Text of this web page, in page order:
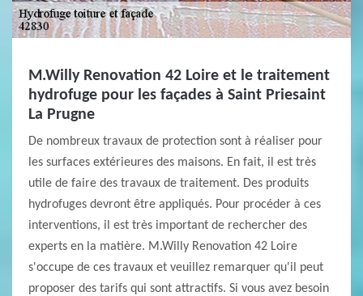
M.Willy Renovation 42 Loire et le traitement
hydrofuge pour les façades à Saint Priesaint
La Prugne
De nombreux travaux de protection sont à réaliser pour
les surfaces extérieures des maisons. En fait, il est très
utile de faire des travaux de traitement. Des produits
hydrofuges devront être appliqués. Pour procéder à ces
interventions, il est très important de rechercher des
experts en la matière. M.Willy Renovation 42 Loire
s'occupe de ces travaux et veuillez remarquer qu'il peut
proposer des tarifs qui sont attractifs. Si vous avez besoin